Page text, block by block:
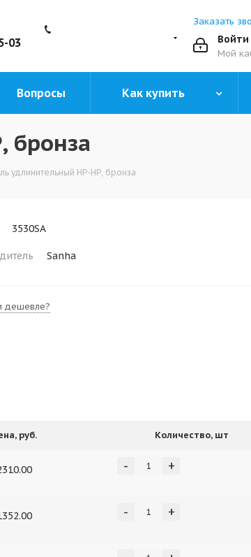
Заказать
Войти
03
Вопросы Как купить
бронза
удлинительный НР-НР, бронза
3530SA
Sanha
дешевле?
руб. Количество, шт
- +
- +